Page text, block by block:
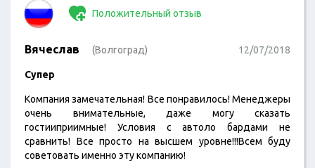
Положительный отзыв
Вячеслав (Волгоград) 12/07/2018
Супер
Компания замечательная! Все понравилось! Менеджеры
очень внимательные, даже могу сказать
гостииприимные! Условия с автоло бардами не
сравнить! Все просто на высшем уровне!!!Всем буду
советовать именно эту компанию!